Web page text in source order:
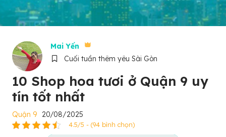
Mai Yến
Cuối tuần thêm yêu Sài Gòn
10 Shop hoa tươi ở Quận 9 uy
tín tốt nhất
Quận 9 20/08/2025
4.5/5 - (94 bình chọn)